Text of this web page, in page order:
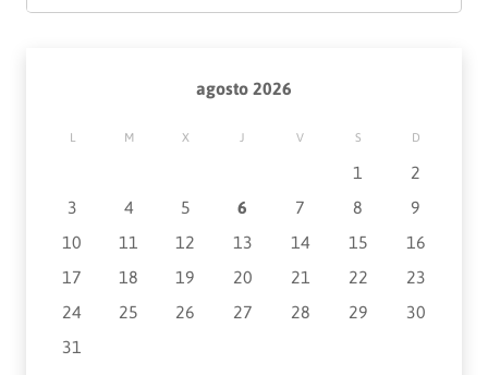
agosto 2026
L M X J V S D
1
2
3
4 5 6 7 8
9
10
11 12 13 14 15
16
17
18 19 20 21 22
23
24
25 26 27 28 29
30
31